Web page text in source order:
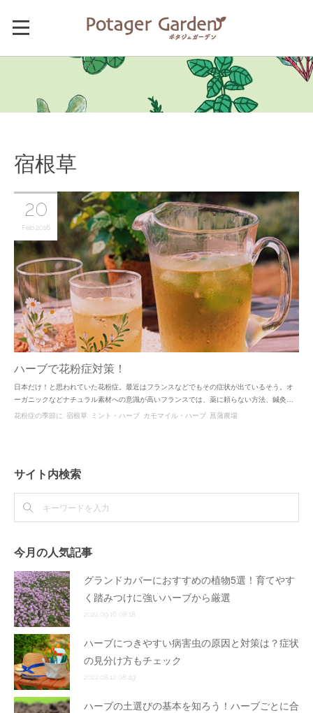
宿根草
ハーブで花粉症対策！
日本だけ！と思われていた花粉症。最近はフランスなどでもその症状が出ているそう。オ
ーガニックなどナチュラル素材への意識が高いフランスでは、薬に頼らない方法、鍼灸…
20
Feb 2016
花粉症の季節に 宿根草 ミント・ハーブ カモマイル・ハーブ 菖蒲農場
サイト内検索
今月の人気記事
グランドカバーにおすすめの植物5選！育てやす
く踏みつけに強いハーブから厳選
2022.09.16 08:18
ハーブにつきやすい病害虫の原因と対策は？症状
の見分け方もチェック
2022.08.12 08:49
ハーブの土選びの基本を知ろう！ハーブごとに合